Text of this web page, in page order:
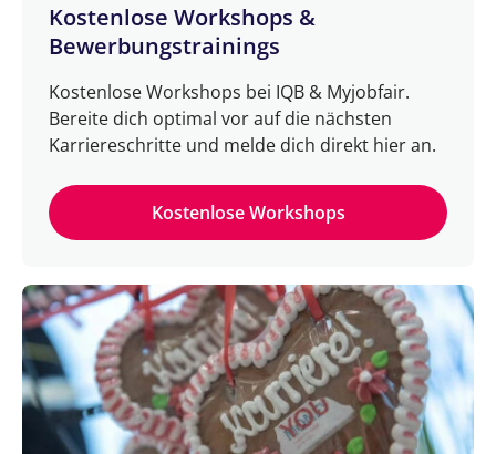
Kostenlose Workshops &
Bewerbungstrainings
Kostenlose Workshops bei IQB & Myjobfair.
Bereite dich optimal vor auf die nächsten
Karriereschritte und melde dich direkt hier an.
Kostenlose Workshops